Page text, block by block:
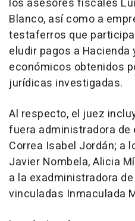
Blanco, así como a
testaferros que
eludir pagos a
económicos obtenidos
jurídicas investigadas.
Al respecto, el juez
fuera administradora de
Correa Isabel Jordán; a
Javier Nombela, Alicia
a la exadministradora
vinculadas Inmaculada